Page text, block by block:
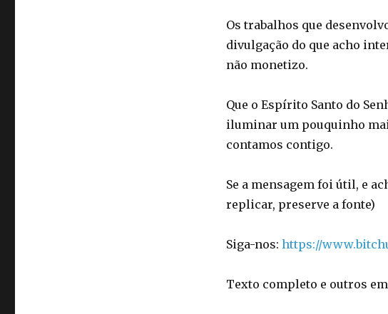
Os trabalhos que
divulgação do que acho
não monetizo.
Que o Espírito Santo do
iluminar um pouquinho
contamos contigo.
Se a mensagem foi útil, e
replicar, preserve a fonte)
Siga-nos: https://
Texto completo e outros